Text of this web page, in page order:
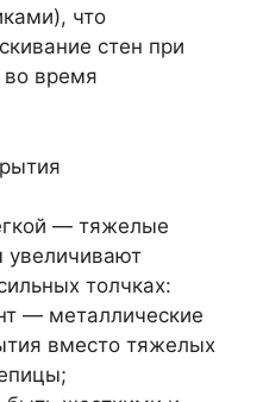
что
стен при
во время
— тяжелые
увеличивают
толчках:
— металлические
вместо тяжелых